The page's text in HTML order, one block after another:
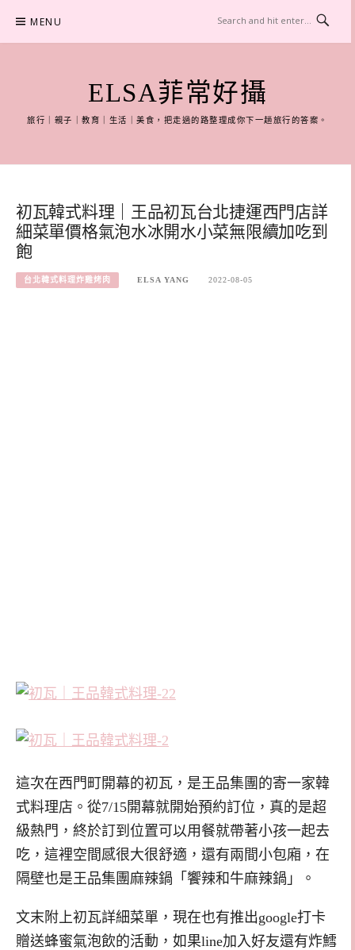
content
MENU
ELSA菲常好攝
旅行｜親子｜教育｜生活｜美食，把走過的路整理成你下一趟旅行的答案。
初瓦韓式料理｜王品初瓦台北捷運西門店詳
細菜單價格氣泡水冰開水小菜無限續加吃到
飽
台北韓式料理炸雞烤肉 ELSA YANG 2022-08-05
這次在西門町開幕的初瓦，是王品集團的寄一家韓
式料理店。從7/15開幕就開始預約訂位，真的是超
級熱門，終於訂到位置可以用餐就帶著小孩一起去
吃，這裡空間感很大很舒適，還有兩間小包廂，在
隔壁也是王品集團麻辣鍋「饗辣和牛麻辣鍋」。
文末附上初瓦詳細菜單，現在也有推出google打卡
贈送蜂蜜氣泡飲的活動，如果line加入好友還有炸鱈